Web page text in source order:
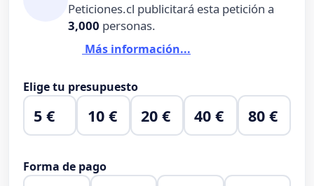
Peticiones.cl publicitará esta petición a
3,000 personas.
Más información...
Elige tu presupuesto
5 € 10 € 20 € 40 € 80 €
Forma de pago